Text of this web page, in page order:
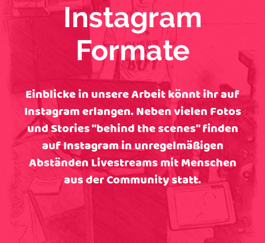
Instagram
Formate
Einblicke in unsere Arbeit könnt ihr auf
Instagram erlangen. Neben vielen Fotos
und Stories "behind the scenes" finden
auf Instagram in unregelmäßigen
Abständen Livestreams mit Menschen
aus der Community statt.